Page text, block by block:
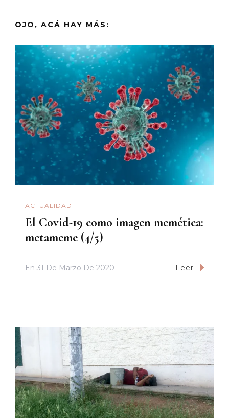
OJO, ACÁ HAY MÁS:
ACTUALIDAD
El Covid-19 como imagen memética:
metameme (4/5)
En 31 De Marzo De 2020 Leer